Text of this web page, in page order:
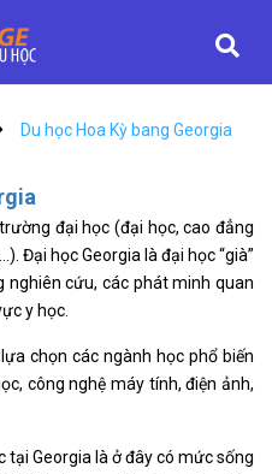
Du học Hoa Kỳ bang Georgia
đại học (đại học, cao đẳng
Đại học Georgia là đại học “già”
nghiên cứu, các phát minh quan
y học.
chọn các ngành học phổ biến
công nghệ máy tính, điện ảnh,
tại Georgia là ở đây có mức sống